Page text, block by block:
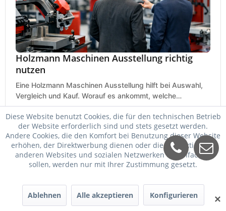
Holzmann Maschinen Ausstellung richtig
nutzen
Eine Holzmann Maschinen Ausstellung hilft bei Auswahl,
Vergleich und Kauf. Worauf es ankommt, welche
Maschinen relevant sind und was zählt.
✕
Diese Website benutzt Cookies, die für den technischen Betrieb
der Website erforderlich sind und stets gesetzt werden.
Andere Cookies, die den Komfort bei Benutzung dieser Website
erhöhen, der Direktwerbung dienen oder die Interaktion mit
anderen Websites und sozialen Netzwerken vereinfachen
sollen, werden nur mit Ihrer Zustimmung gesetzt.
Ablehnen Alle akzeptieren Konfigurieren